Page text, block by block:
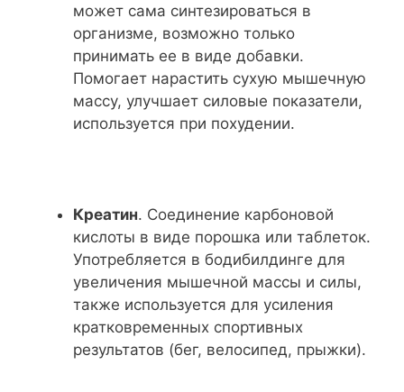
может сама синтезироваться в
организме, возможно только
принимать ее в виде добавки.
Помогает нарастить сухую мышечную
массу, улучшает силовые показатели,
используется при похудении.
Креатин. Соединение карбоновой
кислоты в виде порошка или таблеток.
Употребляется в бодибилдинге для
увеличения мышечной массы и силы,
также используется для усиления
кратковременных спортивных
результатов (бег, велосипед, прыжки).